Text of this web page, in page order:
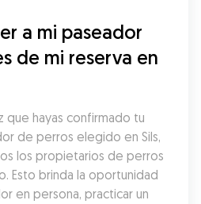
a mi paseador
de mi reserva en
que hayas confirmado tu
de perros elegido en Sils,
los propietarios de perros
Esto brinda la oportunidad
en persona, practicar un